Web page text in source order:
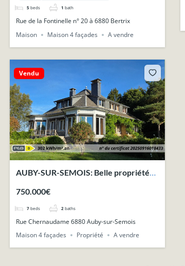
5 beds 1 bath
Rue de la Fontinelle n° 20 à 6880 Bertrix
Maison
Maison 4 façades A vendre
Vendu
AUBY-SUR-SEMOIS: Belle propriété
750.000€
7 beds 2 baths
Rue Chernaudame 6880 Auby-sur-Semois
Maison 4 façades
Propriété A vendre